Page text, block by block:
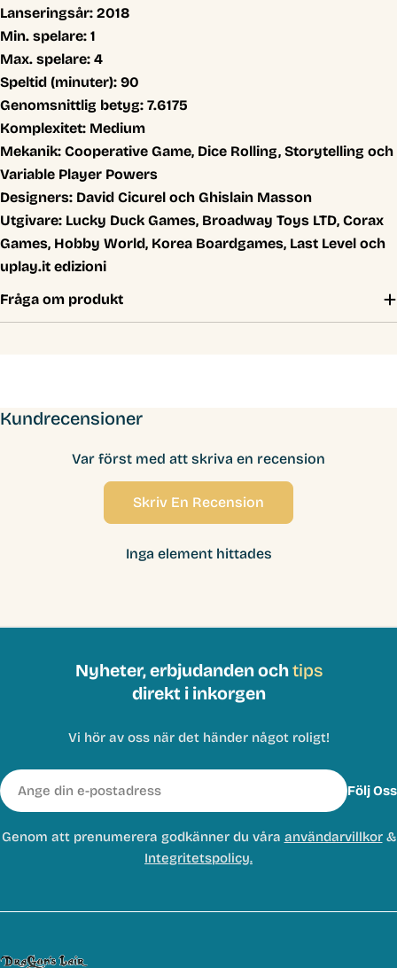
Lanseringsår: 2018
Min. spelare: 1
Max. spelare: 4
Speltid (minuter): 90
Genomsnittlig betyg: 7.6175
Komplexitet: Medium
Mekanik: Cooperative Game, Dice Rolling, Storytelling och
Variable Player Powers
Designers: David Cicurel och Ghislain Masson
Utgivare: Lucky Duck Games, Broadway Toys LTD, Corax
Games, Hobby World, Korea Boardgames, Last Level och
uplay.it edizioni
Fråga om produkt
Kundrecensioner
Var först med att skriva en recension
Skriv En Recension
Inga element hittades
Nyheter, erbjudanden ochtips
direkt i inkorgen
Vi hör av oss när det händer något roligt!
E-
post
Följ Oss
Genom att prenumerera godkänner du våra användarvillkor&
Integritetspolicy.